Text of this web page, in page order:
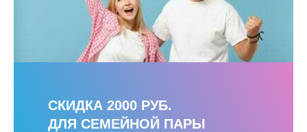
СКИДКА 2000 РУБ.
ДЛЯ СЕМЕЙНОЙ ПАРЫ